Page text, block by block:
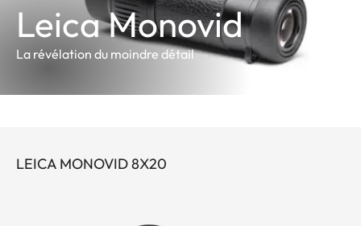
Leica Monovid
La révélation du moindre détail
LEICA MONOVID 8X20